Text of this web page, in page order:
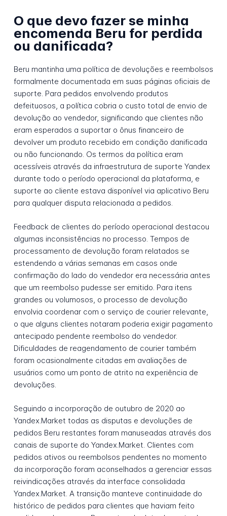
O que devo fazer se minha
encomenda Beru for perdida
ou danificada?
Beru mantinha uma política de devoluções e reembolsos
formalmente documentada em suas páginas oficiais de
suporte. Para pedidos envolvendo produtos
defeituosos, a política cobria o custo total de envio de
devolução ao vendedor, significando que clientes não
eram esperados a suportar o ônus financeiro de
devolver um produto recebido em condição danificada
ou não funcionando. Os termos da política eram
acessíveis através da infraestrutura de suporte Yandex
durante todo o período operacional da plataforma, e
suporte ao cliente estava disponível via aplicativo Beru
para qualquer disputa relacionada a pedidos.
Feedback de clientes do período operacional destacou
algumas inconsistências no processo. Tempos de
processamento de devolução foram relatados se
estendendo a várias semanas em casos onde
confirmação do lado do vendedor era necessária antes
que um reembolso pudesse ser emitido. Para itens
grandes ou volumosos, o processo de devolução
envolvia coordenar com o serviço de courier relevante,
o que alguns clientes notaram poderia exigir pagamento
antecipado pendente reembolso do vendedor.
Dificuldades de reagendamento de courier também
foram ocasionalmente citadas em avaliações de
usuários como um ponto de atrito na experiência de
devoluções.
Seguindo a incorporação de outubro de 2020 ao
Yandex.Market todas as disputas e devoluções de
pedidos Beru restantes foram manuseadas através dos
canais de suporte do Yandex.Market. Clientes com
pedidos ativos ou reembolsos pendentes no momento
da incorporação foram aconselhados a gerenciar essas
reivindicações através da interface consolidada
Yandex.Market. A transição manteve continuidade do
histórico de pedidos para clientes que haviam feito